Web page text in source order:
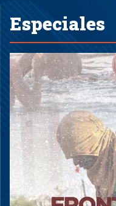
Especiales